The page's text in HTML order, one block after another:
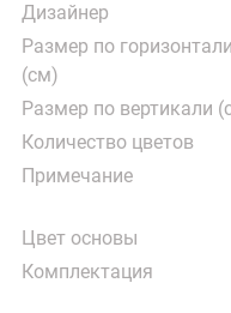
Дизайнер
Размер по горизонтали
(см)
Размер по вертикали
Количество цветов
Примечание
Цвет основы
Комплектация